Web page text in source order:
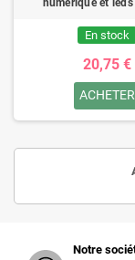
numérique et
En stock
20,75 €
ACHETER
Notre